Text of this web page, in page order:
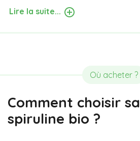
Lire la suite...
Où acheter ?
Comment choisir sa
spiruline bio ?